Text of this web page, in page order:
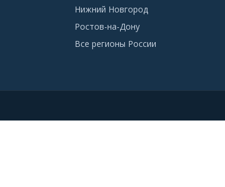
Нижний Новгород
Ростов-на-Дону
Все регионы России